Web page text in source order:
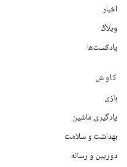
اخبار
وبلاگ
پادکست‌ها
کاوش
بازی
یادگیری ماشین
بهداشت و سلامت
دوربین و رسانه